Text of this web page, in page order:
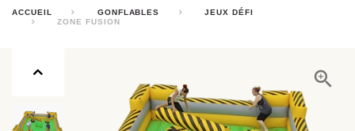
ACCUEIL GONFLABLES
JEUX DÉFI
ZONE FUSION